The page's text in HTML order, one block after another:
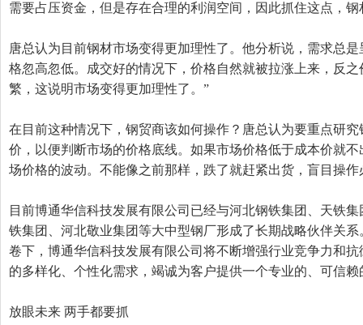
需要占压资金，但是存在合理的利润空间，因此抓住这点，
唐总认为目前钢材市场变得更加理性了。他分析说，需求总
格忽高忽低。成交好的情况下，价格自然就被拉涨上来，反
繁，这说明市场变得更加理性了。”
在目前这种情况下，钢贸商该如何操作？唐总认为要重点研
价，以便判断市场的价格底线。如果市场价格低于成本价就
场价格的波动。不能像之前那样，跌了就赶紧出货，盲目操
目前博通华信科技发展有限公司已经与河北钢铁集团、天铁
铁集团、河北敬业集团等大中型钢厂形成了长期战略伙伴关
卷下，博通华信科技发展有限公司将不断增强行业竞争力和
的多样化、个性化需求，竭诚为客户提供一个专业的、可信赖
放眼未来 两手都要抓